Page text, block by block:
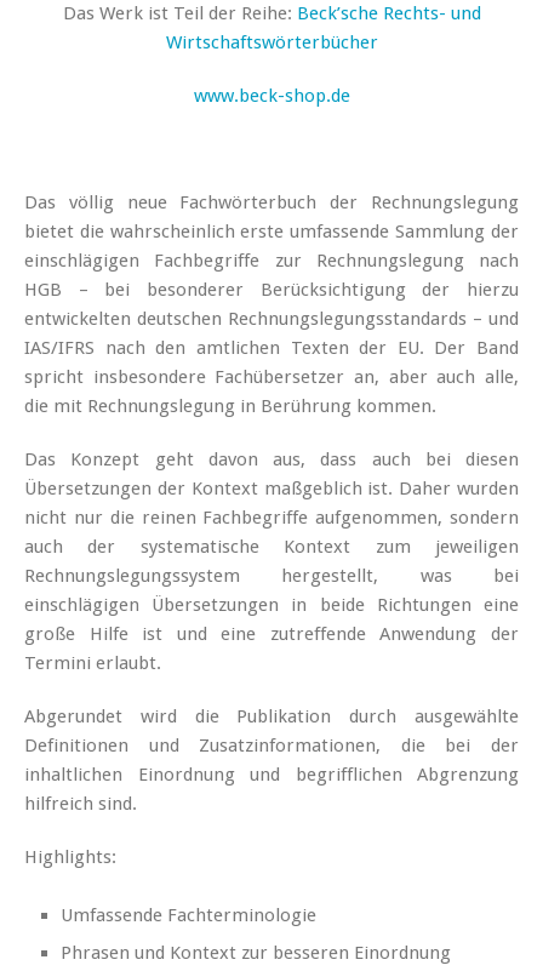
Das Werk ist Teil der Reihe: Beck’sche Rechts- und
Wirtschaftswörterbücher
www.beck-shop.de
Das völlig neue Fachwörterbuch der Rechnungslegung
bietet die wahrscheinlich erste umfassende Sammlung der
einschlägigen Fachbegriffe zur Rechnungslegung nach
HGB – bei besonderer Berücksichtigung der hierzu
entwickelten deutschen Rechnungslegungsstandards – und
IAS/IFRS nach den amtlichen Texten der EU. Der Band
spricht insbesondere Fachübersetzer an, aber auch alle,
die mit Rechnungslegung in Berührung kommen.
Das Konzept geht davon aus, dass auch bei diesen
Übersetzungen der Kontext maßgeblich ist. Daher wurden
nicht nur die reinen Fachbegriffe aufgenommen, sondern
auch der systematische Kontext zum jeweiligen
Rechnungslegungssystem hergestellt, was bei
einschlägigen Übersetzungen in beide Richtungen eine
große Hilfe ist und eine zutreffende Anwendung der
Termini erlaubt.
Abgerundet wird die Publikation durch ausgewählte
Definitionen und Zusatzinformationen, die bei der
inhaltlichen Einordnung und begrifflichen Abgrenzung
hilfreich sind.
Highlights:
Umfassende Fachterminologie
Phrasen und Kontext zur besseren Einordnung